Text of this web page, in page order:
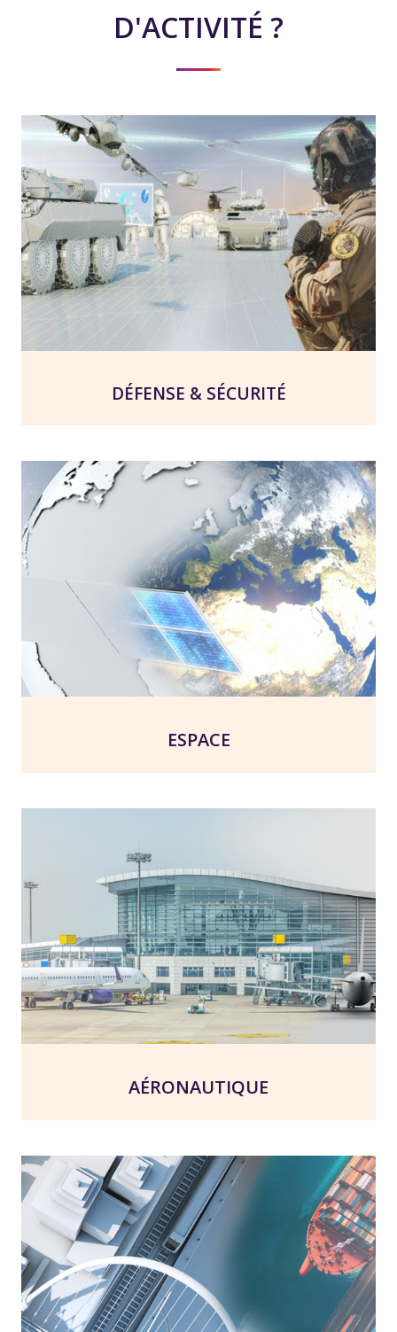
D'ACTIVITÉ ?
DÉFENSE & SÉCURITÉ
ESPACE
AÉRONAUTIQUE